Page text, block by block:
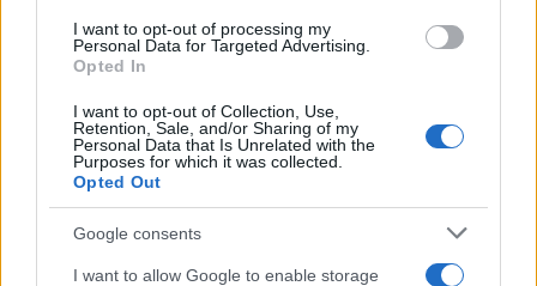
consent section.
I want to opt-out of processing my
Personal Data for Targeted Advertising.
Opted In
I want to opt-out of Collection, Use,
Retention, Sale, and/or Sharing of my
Personal Data that Is Unrelated with the
Purposes for which it was collected.
Opted Out
Google consents
I want to allow Google to enable storage
Medicina /Medicina, endocrinologia: i malati aumentano
ma gli specialisti diminuiscono